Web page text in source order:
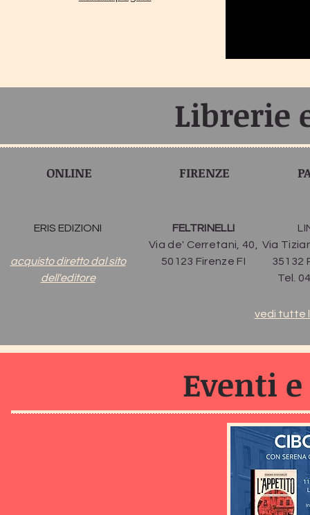
ONLINE
ERIS EDIZIONI
acquisto diretto dal sito
dell'editore
FIRENZE
FELTRINELLI
Via de' Cerretani, 40,
50123 Firenze FI
Via
35132
Tel.
Librerie
vedi tutte
Eventi